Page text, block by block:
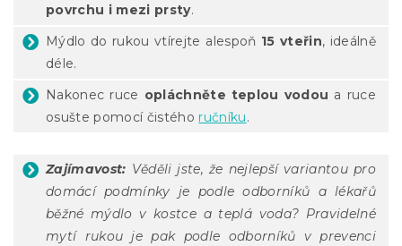
povrchu i mezi prsty.
Mýdlo do rukou vtírejte alespoň 15 vteřin, ideálně
déle.
Nakonec ruce opláchněte teplou vodou a ruce
osušte pomocí čistého ručníku.
Zajímavost: Věděli jste, že nejlepší variantou pro
domácí podmínky je podle odborníků a lékařů
běžné mýdlo v kostce a teplá voda? Pravidelné
mytí rukou je pak podle odborníků v prevenci